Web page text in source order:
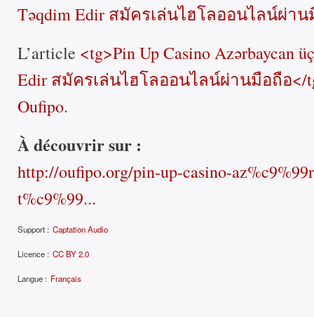
Təqdim Edir สมัครเล่นไฮโลออนไลน์ผ่า
L’article <tg>Pin Up Casino Azərbaycan
Edir สมัครเล่นไฮโลออนไลน์ผ่านมือถือ</
Oufipo.
À découvrir sur :
http://oufipo.org/pin-up-casino-
t%c9%99...
Support : Captation Audio
Licence : CC BY 2.0
Langue : Français